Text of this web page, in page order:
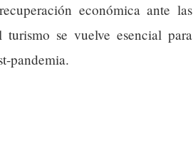
económica ante las
se vuelve esencial para
pandemia.